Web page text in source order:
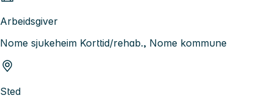
Arbeidsgiver
Nome sjukeheim Korttid/rehab., Nome kommune
Sted